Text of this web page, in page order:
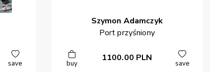
save
Szymon Adamczyk
Port przyśniony
buy
1100.00 PLN
save